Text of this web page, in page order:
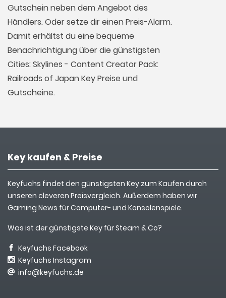
Gutschein neben dem Angebot des
Händlers. Oder setze dir einen Preis-Alarm.
Damit erhältst du eine bequeme
Benachrichtigung über die günstigsten
Cities: Skylines - Content Creator Pack:
Railroads of Japan Key Preise und
Gutscheine.
Key kaufen & Preise
Keyfuchs findet den günstigsten Key zum Kaufen durch
unseren cleveren Preisvergleich. Außerdem haben wir
Gaming News für Computer- und Konsolenspiele.
Was ist der günstigste Key für Steam & Co?
Keyfuchs Facebook
Keyfuchs Instagram
info@keyfuchs.de